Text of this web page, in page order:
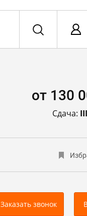
от 130
Сдача:
Заказать звонок